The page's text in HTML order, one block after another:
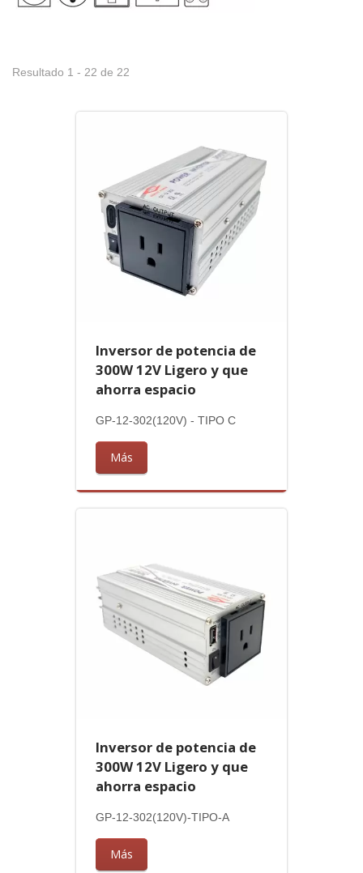
Resultado 1 - 22 de 22
Inversor de potencia de
300W 12V Ligero y que
ahorra espacio
GP-12-302(120V) - TIPO C
Más
Inversor de potencia de
300W 12V Ligero y que
ahorra espacio
GP-12-302(120V)-TIPO-A
Más